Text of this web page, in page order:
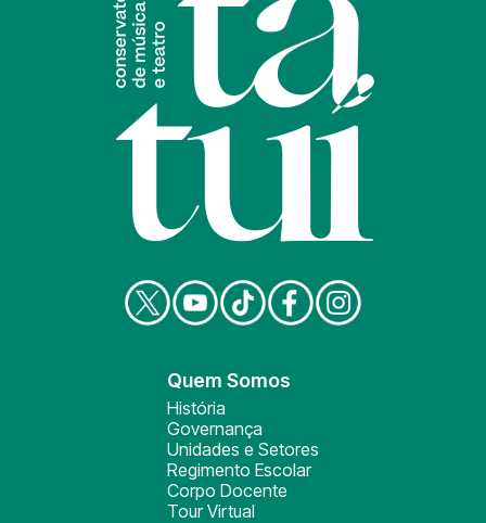
Quem Somos
História
Governança
Unidades e Setores
Regimento Escolar
Corpo Docente
Tour Virtual